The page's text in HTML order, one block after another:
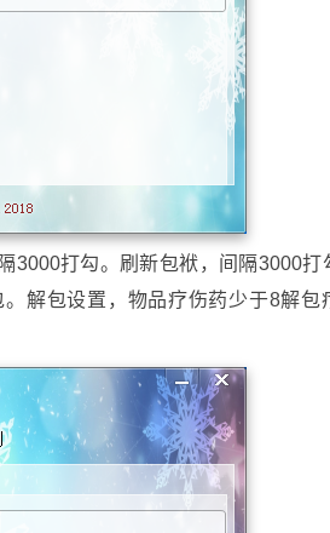
3000打勾。刷新包袱，间隔3000打
解包设置，物品疗伤药少于8解包